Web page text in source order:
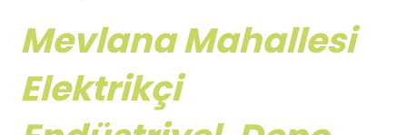
Mevlana Mahallesi
Elektrikçi